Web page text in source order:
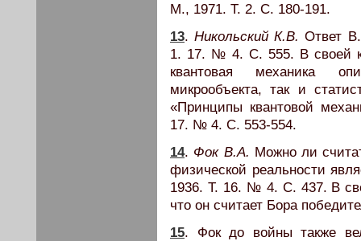
М., 1971. Т. 2. С. 180-191.
13.Никольский К.В. Ответ
1. 17. № 4. С. 555. В своей
квантовая механика
микрообъекта, так и
«Принципы квантовой
17. № 4. С. 553-554.
14. Фок В.А. Можно ли
физической реальности
1936. Т. 16. № 4. С. 437. В
что он считает Бора
15. Фок до войны также